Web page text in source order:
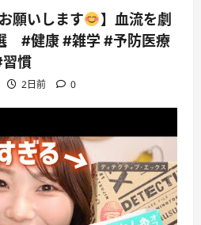
願いします
】血流を劇
#健康 #雑学 #予防医療
慣
2日前 0